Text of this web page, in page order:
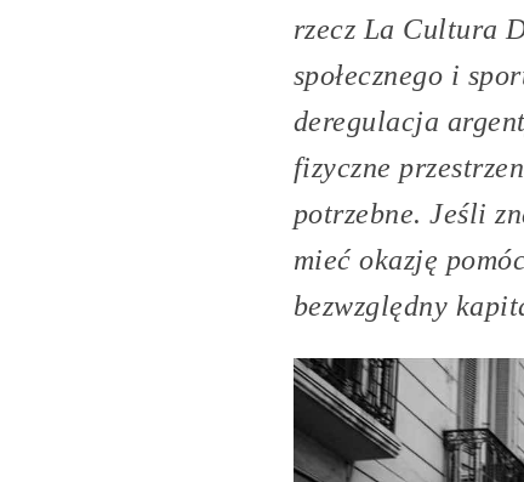
rzecz La Cultura
społecznego i
deregulacja
fizyczne
potrzebne. Jeśli
mieć okazję
bezwzględny